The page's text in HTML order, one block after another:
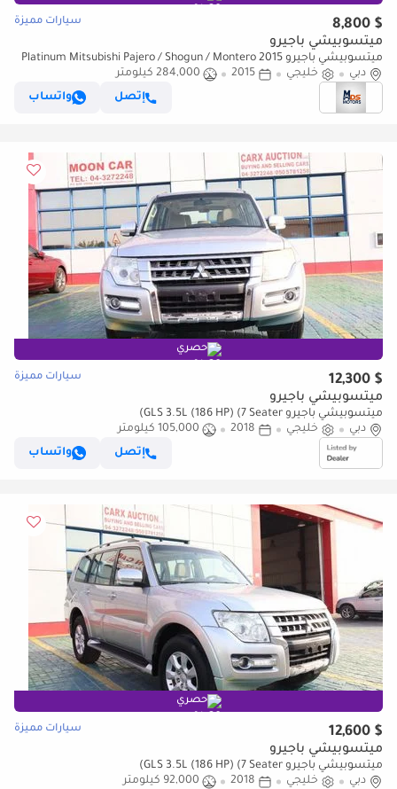
$ 8,800 سيارات مميزة
ميتسوبيشي باجيرو
ميتسوبيشي باجيرو Platinum Mitsubishi Pajero / Shogun / Montero 2015
مواصفات خليجية
دبي خليجي 2015
284,000 كيلومتر
إتصل
واتساب
حصري
$ 12,300 سيارات مميزة
ميتسوبيشي باجيرو
ميتسوبيشي باجيرو GLS 3.5L (186 HP) (7 Seater)
دبي
خليجي 2018
105,000 كيلومتر
إتصل
واتساب
حصري
$ 12,600 سيارات مميزة
ميتسوبيشي باجيرو
ميتسوبيشي باجيرو GLS 3.5L (186 HP) (7 Seater)
دبي
خليجي 2018
92,000 كيلومتر